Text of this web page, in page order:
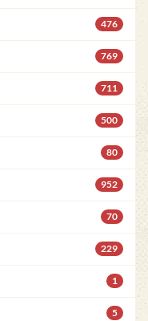
476
769
711
500
80
952
70
229
1
5